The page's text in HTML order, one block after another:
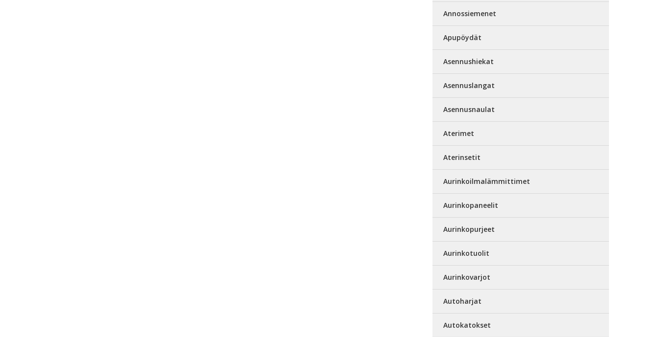
Annossiemenet
Apupöydät
Asennushiekat
Asennuslangat
Asennusnaulat
Aterimet
Aterinsetit
Aurinkoilmalämmittimet
Aurinkopaneelit
Aurinkopurjeet
Aurinkotuolit
Aurinkovarjot
Autoharjat
Autokatokset